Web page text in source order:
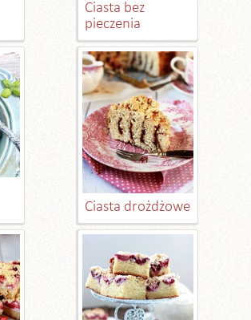
Ciasta bez
pieczenia
Ciasta drożdżowe